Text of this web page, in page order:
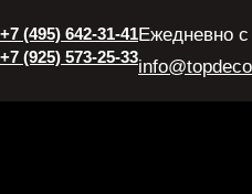
+7 (495) 642-31-41
+7 (925) 573-25-33
Ежедневно